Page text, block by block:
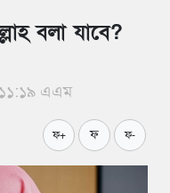
বলা যাবে?
এএম
ফ+ ফ ফ-